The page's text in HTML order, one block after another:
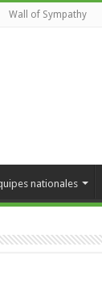
Wall of Sympathy
nationales